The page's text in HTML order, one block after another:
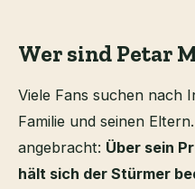
Wer sind Petar
Viele Fans suchen nach
Familie und seinen
angebracht: Über sein
hält sich der Stürmer